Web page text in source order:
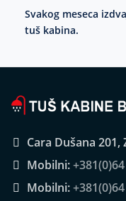
Svakog meseca
tuš kabina.
Cara Dušana 201,
Mobilni:
Mobilni: